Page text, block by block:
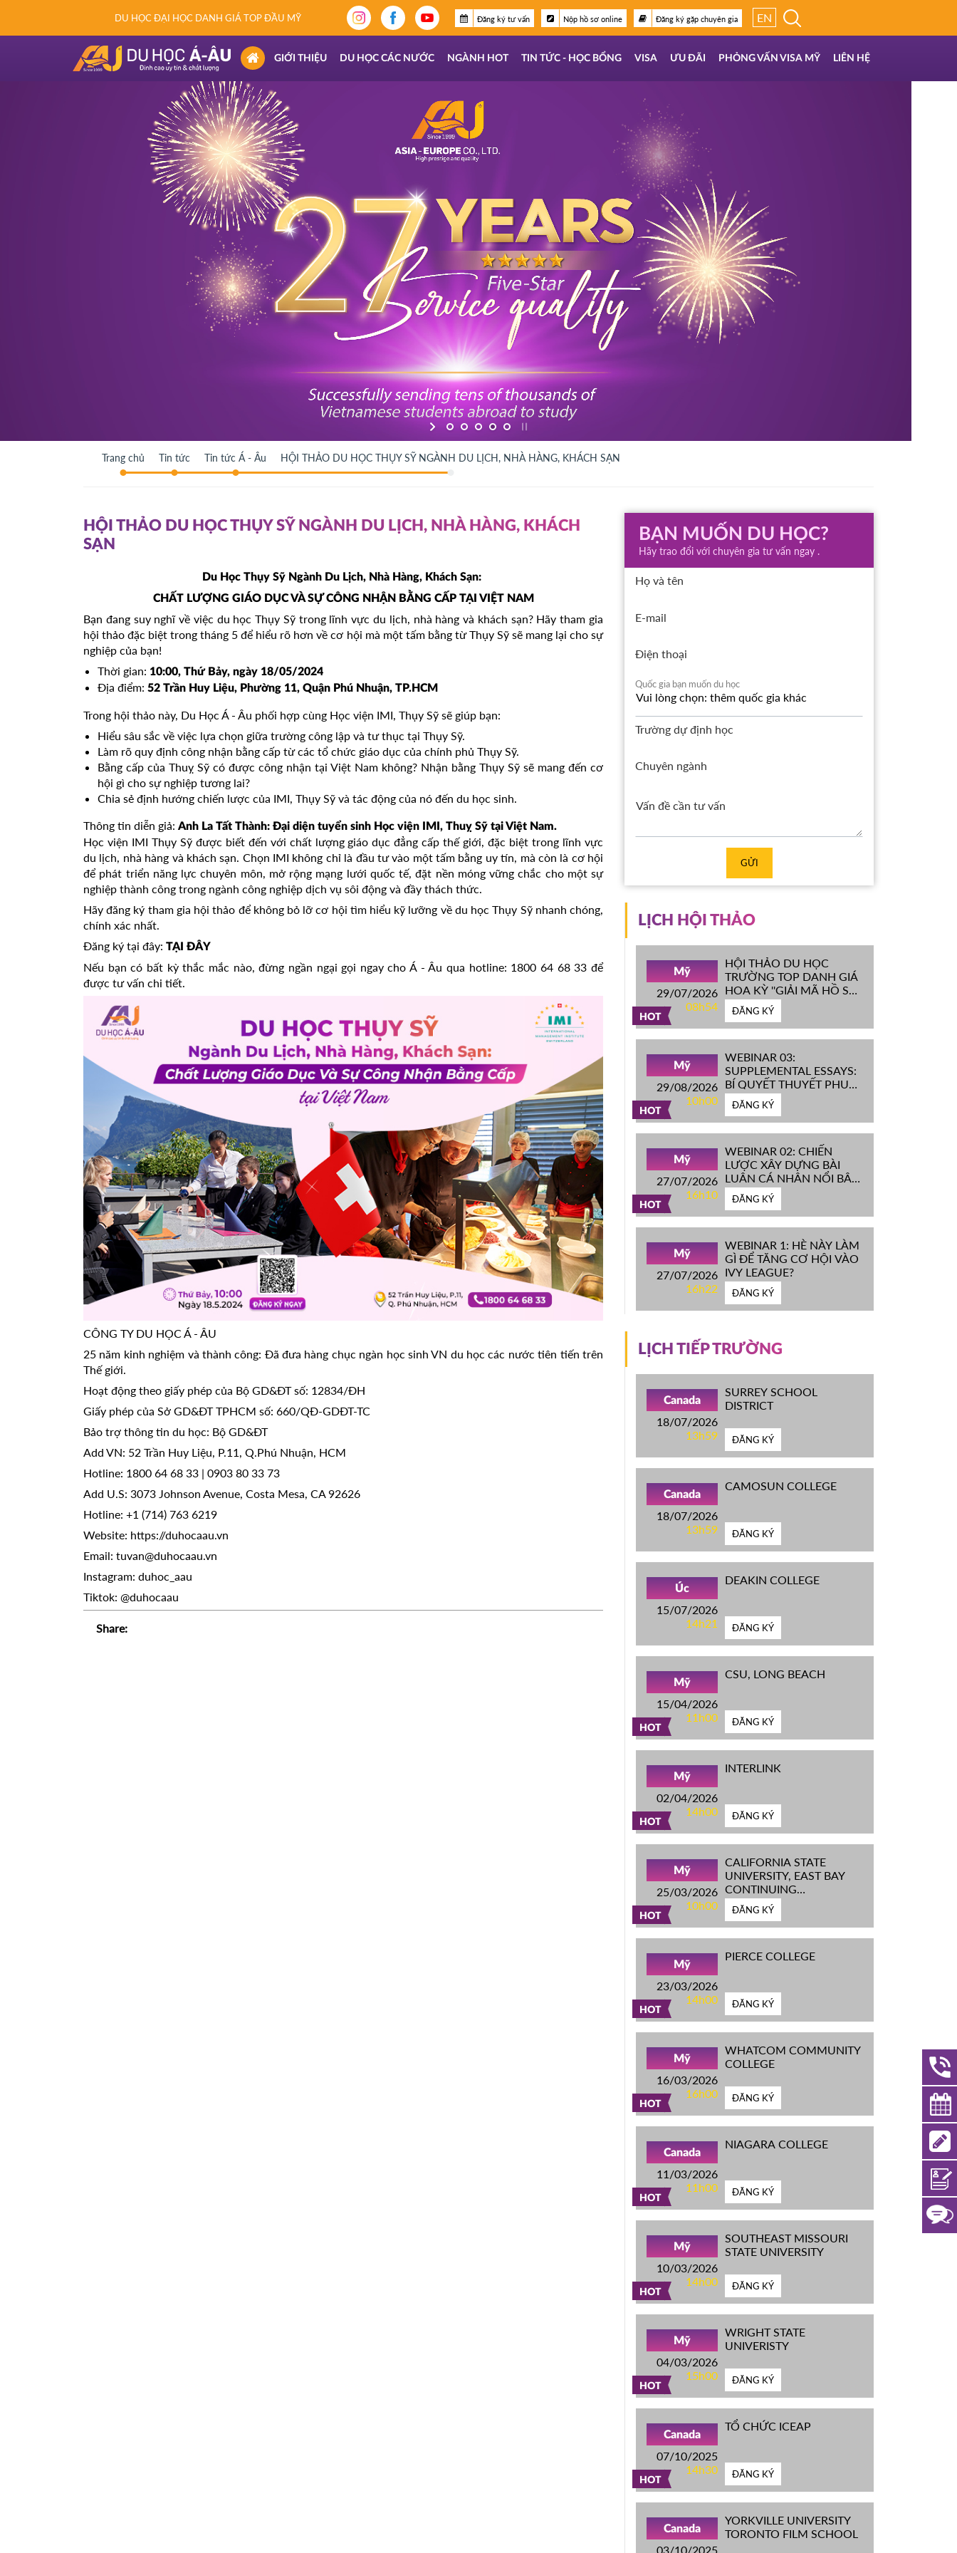
DU HỌC ĐẠI HỌC DANH GIÁ TOP ĐẦU MỸ Đăng ký tư vấn Nộp hồ sơ online Đăng ký gặp chuyên gia EN
(CURRENT)
GIỚI THIỆU DU HỌC CÁC NƯỚC NGÀNH HOT TIN TỨC - HỌC BỔNG VISA ƯU ĐÃI PHỎNG VẤN VISA MỸ LIÊN HỆ
Trang chủ Tin tức Tin tức Á - Âu HỘI THẢO DU HỌC THỤY SỸ NGÀNH DU LỊCH, NHÀ HÀNG, KHÁCH SẠN
HỘI THẢO DU HỌC THỤY SỸ NGÀNH DU LỊCH, NHÀ HÀNG, KHÁCH
SẠN
Du Học Thụy Sỹ Ngành Du Lịch, Nhà Hàng, Khách Sạn:
CHẤT LƯỢNG GIÁO DỤC VÀ SỰ CÔNG NHẬN BẰNG CẤP TẠI VIỆT NAM
Bạn đang suy nghĩ về việc du học Thụy Sỹ trong lĩnh vực du lịch, nhà hàng và khách sạn? Hãy tham gia
hội thảo đặc biệt trong tháng 5 để hiểu rõ hơn về cơ hội mà một tấm bằng từ Thụy Sỹ sẽ mang lại cho sự
nghiệp của bạn!
Thời gian: 10:00, Thứ Bảy, ngày 18/05/2024
Địa điểm: 52 Trần Huy Liệu, Phường 11, Quận Phú Nhuận, TP.HCM
Trong hội thảo này, Du Học Á - Âu phối hợp cùng Học viện IMI, Thụy Sỹ sẽ giúp bạn:
Hiểu sâu sắc về việc lựa chọn giữa trường công lập và tư thục tại Thụy Sỹ.
Làm rõ quy định công nhận bằng cấp từ các tổ chức giáo dục của chính phủ Thụy Sỹ.
Bằng cấp của Thuỵ Sỹ có được công nhận tại Việt Nam không? Nhận bằng Thụy Sỹ sẽ mang đến cơ
hội gì cho sự nghiệp tương lai?
Chia sẻ định hướng chiến lược của IMI, Thụy Sỹ và tác động của nó đến du học sinh.
Thông tin diễn giả: Anh La Tất Thành: Đại diện tuyển sinh Học viện IMI, Thuỵ Sỹ tại Việt Nam.
Học viện IMI Thụy Sỹ được biết đến với chất lượng giáo dục đẳng cấp thế giới, đặc biệt trong lĩnh vực
du lịch, nhà hàng và khách sạn. Chọn IMI không chỉ là đầu tư vào một tấm bằng uy tín, mà còn là cơ hội
để phát triển năng lực chuyên môn, mở rộng mạng lưới quốc tế, đặt nền móng vững chắc cho một sự
nghiệp thành công trong ngành công nghiệp dịch vụ sôi động và đầy thách thức.
Hãy đăng ký tham gia hội thảo để không bỏ lỡ cơ hội tìm hiểu kỹ lưỡng về du học Thụy Sỹ nhanh chóng,
chính xác nhất.
Đăng ký tại đây: TẠI ĐÂY
Nếu bạn có bất kỳ thắc mắc nào, đừng ngần ngại gọi ngay cho Á - Âu qua hotline: 1800 64 68 33 để
được tư vấn chi tiết.
CÔNG TY DU HỌC Á - ÂU
25 năm kinh nghiệm và thành công: Đã đưa hàng chục ngàn học sinh VN du học các nước tiên tiến trên
Thế giới.
Hoạt động theo giấy phép của Bộ GD&ĐT số: 12834/ĐH
Giấy phép của Sở GD&ĐT TPHCM số: 660/QĐ-GDĐT-TC
Bảo trợ thông tin du học: Bộ GD&ĐT
Add VN: 52 Trần Huy Liệu, P.11, Q.Phú Nhuận, HCM
Hotline: 1800 64 68 33 | 0903 80 33 73
Add U.S: 3073 Johnson Avenue, Costa Mesa, CA 92626
Hotline: +1 (714) 763 6219
Website: https://duhocaau.vn
Email: tuvan@duhocaau.vn
Instagram: duhoc_aau
Tiktok: @duhocaau
Share:
BẠN MUỐN DU HỌC?
Hãy trao đổi với chuyên gia tư vấn ngay .
Họ và tên
E-mail
Điện thoại
Quốc gia bạn muốn du học
Trường dự định học
Chuyên ngành
GỬI
LỊCH HỘI THẢO
HOT
Mỹ
29/07/2026
08h54
HỘI THẢO DU HỌC
TRƯỜNG TOP DANH GIÁ
HOA KỲ ''GIẢI MÃ HỒ SƠ
IVY LEAGUE''
ĐĂNG KÝ
HOT
Mỹ
29/08/2026
10h00
WEBINAR 03:
SUPPLEMENTAL ESSAYS:
BÍ QUYẾT THUYẾT PHỤC
HỘI ĐỒNG TUYỂN SINH
ĐH TOP ĐẦU MỸ
ĐĂNG KÝ
HOT
Mỹ
27/07/2026
16h10
WEBINAR 02: CHIẾN
LƯỢC XÂY DỰNG BÀI
LUẬN CÁ NHÂN NỔI BẬT
CHINH PHỤC ĐH TOP
ĐẦU MỸ
ĐĂNG KÝ
Mỹ
27/07/2026
16h22
WEBINAR 1: HÈ NÀY LÀM
GÌ ĐỂ TĂNG CƠ HỘI VÀO
IVY LEAGUE?
ĐĂNG KÝ
LỊCH TIẾP TRƯỜNG
Canada
18/07/2026
13h59
SURREY SCHOOL
DISTRICT
ĐĂNG KÝ
Canada
18/07/2026
13h59
CAMOSUN COLLEGE
ĐĂNG KÝ
Úc
15/07/2026
14h21
DEAKIN COLLEGE
ĐĂNG KÝ
HOT
Mỹ
15/04/2026
11h00
CSU, LONG BEACH
ĐĂNG KÝ
HOT
Mỹ
02/04/2026
14h00
INTERLINK
ĐĂNG KÝ
HOT
Mỹ
25/03/2026
10h00
CALIFORNIA STATE
UNIVERSITY, EAST BAY
CONTINUING
EDUCATION
ĐĂNG KÝ
HOT
Mỹ
23/03/2026
14h00
PIERCE COLLEGE
ĐĂNG KÝ
HOT
Mỹ
16/03/2026
16h00
WHATCOM COMMUNITY
COLLEGE
ĐĂNG KÝ
HOT
Canada
11/03/2026
11h00
NIAGARA COLLEGE
ĐĂNG KÝ
HOT
Mỹ
10/03/2026
14h00
SOUTHEAST MISSOURI
STATE UNIVERSITY
ĐĂNG KÝ
HOT
Mỹ
04/03/2026
15h00
WRIGHT STATE
UNIVERISTY
ĐĂNG KÝ
HOT
Canada
07/10/2025
14h30
TỔ CHỨC ICEAP
ĐĂNG KÝ
Canada
03/10/2025
YORKVILLE UNIVERSITY
TORONTO FILM SCHOOL